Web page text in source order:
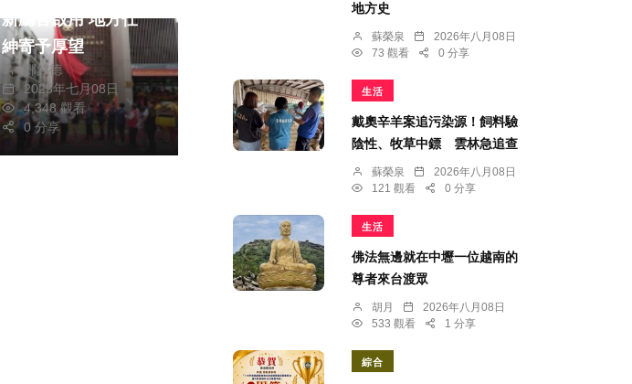
新廳舍啟用 地方仕
紳寄予厚望
鄭銘德
2025年七月08日
4,348 觀看
0 分享
地方史
蘇榮泉
2026年八月08日
73 觀看
0 分享
生活
戴奧辛羊案追污染源！飼料驗
陰性、牧草中鏢 雲林急追查
蘇榮泉
2026年八月08日
121 觀看
0 分享
生活
佛法無邊就在中壢一位越南的
尊者來台渡眾
胡月
2026年八月08日
533 觀看
1 分享
綜合